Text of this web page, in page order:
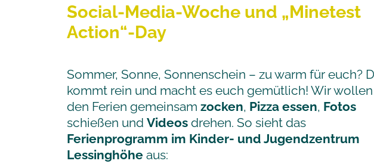
Social-Media-Woche und „Minetest
Action“-Day
Sommer, Sonne, Sonnenschein – zu warm für euch?
kommt rein und macht es euch gemütlich! Wir
den Ferien gemeinsam zocken, Pizza essen, Fotos
schießen und Videos drehen. So sieht das
Ferienprogramm im Kinder- und Jugendzentrum
Lessinghöhe aus: